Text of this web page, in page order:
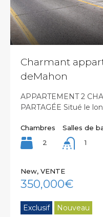
Charmant
deMahon
APPARTEMENT 2
PARTAGÉE Situé le
Chambres
2
Salles de
1
New, VENTE
350,000€
Exclusif Nouveau